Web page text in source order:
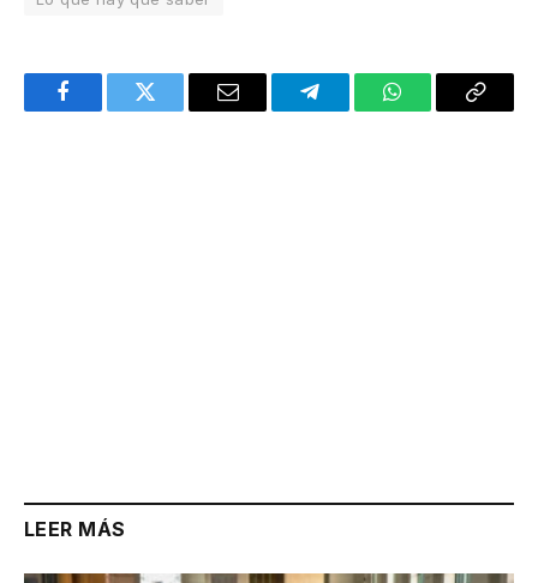
FacebookTwitter Email TelegramWhatsAppCopy
LEER MÁS